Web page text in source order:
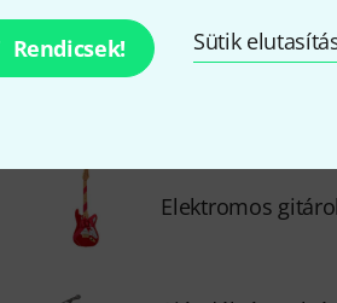
Rendicsek! Sütik
Elektromos